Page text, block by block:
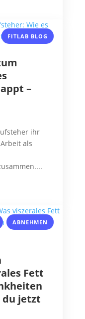
FITLAB BLOG
–
ihr
als
, ABNEHMEN
Fett
du jetzt